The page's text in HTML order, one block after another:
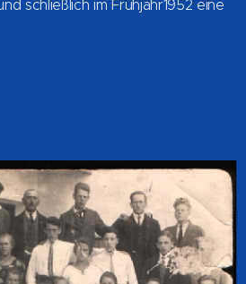
schließlich im Frühjahr1952 eine